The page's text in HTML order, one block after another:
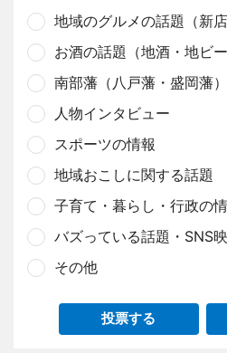
地域のグルメの話題（新
お酒の話題（地酒・地ビー
南部藩（八戸藩・盛岡藩
人物インタビュー
スポーツの情報
地域おこしに関する話題
子育て・暮らし・行政の
バズっている話題・SNS
その他
投票する